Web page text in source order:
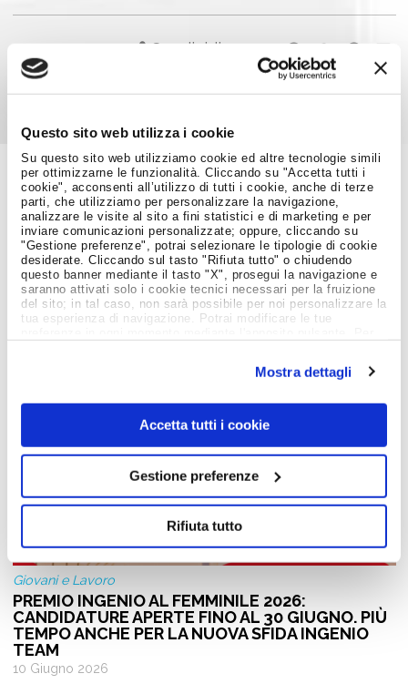
Questo sito web utilizza i cookie
Su questo sito web utilizziamo cookie ed altre tecnologie simili
per ottimizzarne le funzionalità. Cliccando su "Accetta tutti i
cookie", acconsenti all’utilizzo di tutti i cookie, anche di terze
parti, che utilizziamo per personalizzare la navigazione,
analizzare le visite al sito a fini statistici e di marketing e per
inviare comunicazioni personalizzate; oppure, cliccando su
"Gestione preferenze", potrai selezionare le tipologie di cookie
desiderate. Cliccando sul tasto "Rifiuta tutto" o chiudendo
questo banner mediante il tasto "X", prosegui la navigazione e
saranno attivati solo i cookie tecnici necessari per la fruizione
del sito; in tal caso, non sarà possibile per noi personalizzare la
tua esperienza di navigazione. Potrai modificare le tue
Mostra dettagli
Accetta tutti i cookie
Gestione preferenze
Rifiuta tutto
Condividi su:
Job Meeting
MAGAZINE
Notizie dal Mondo del Lavoro
Giovani e Lavoro
PREMIO INGENIO AL FEMMINILE 2026:
CANDIDATURE APERTE FINO AL 30 GIUGNO. PIÙ
TEMPO ANCHE PER LA NUOVA SFIDA INGENIO
TEAM
10 Giugno 2026